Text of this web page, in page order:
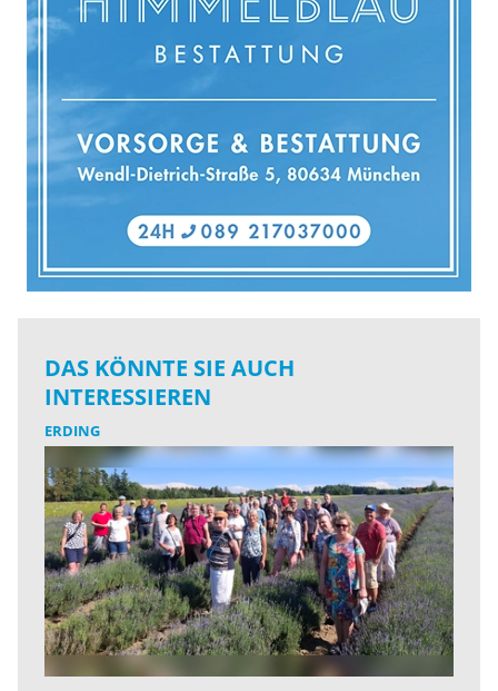
DAS KÖNNTE SIE AUCH
INTERESSIEREN
ERDING